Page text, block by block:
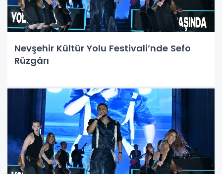
Nevşehir Kültür Yolu Festivali’nde Sefo
Rüzgârı